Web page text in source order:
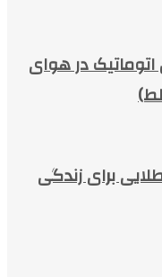
اتوماتیک در هوای
برای زندگی